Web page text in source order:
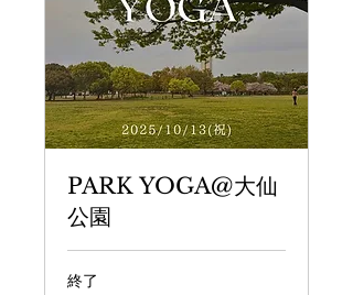
PARK YOGA@大仙
公園
終了